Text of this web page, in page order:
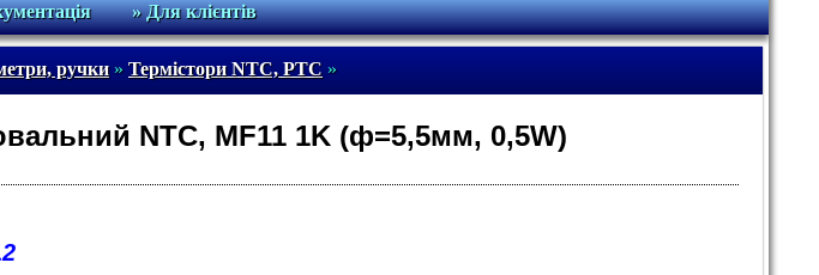
» Для клієнтів
ручки» Термістори NTC, PTC »
NTC, MF11 1K (ф=5,5мм, 0,5W)